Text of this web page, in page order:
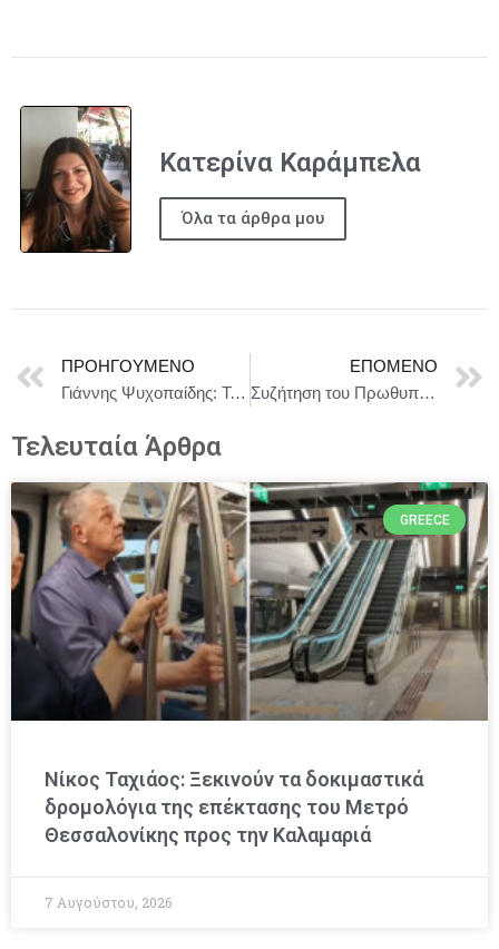
Κατερίνα Καράμπελα
Όλα τα άρθρα μου
ΠΡΟΗΓΟΎΜΕΝΟ
Γιάννης Ψυχοπαίδης: Τοπία της Μνήμης Αυτά που κράτησα / Αθήνα, 20 Μαΐου – 4 Οκτωβρίου 2026
ΕΠΌΜΕΝΟ
Συζήτηση του Πρωθυπουργού Κυριάκου Μητσοτάκη με τον Gideon Rachman, Chief Foreign Affairs Commentator των «Financial Times»
Τελευταία Άρθρα
GREECE
Νίκος Ταχιάος: Ξεκινούν τα δοκιμαστικά
δρομολόγια της επέκτασης του Μετρό
Θεσσαλονίκης προς την Καλαμαριά
7 Αυγούστου, 2026